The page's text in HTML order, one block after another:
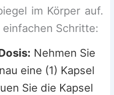
im Körper auf.
Schritte:
Nehmen Sie
eine (1) Kapsel
Sie die Kapsel